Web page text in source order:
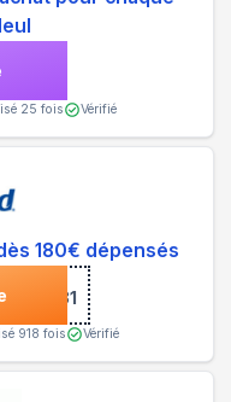
25 fois Vérifié
180€ dépensés
***M31
918 fois Vérifié